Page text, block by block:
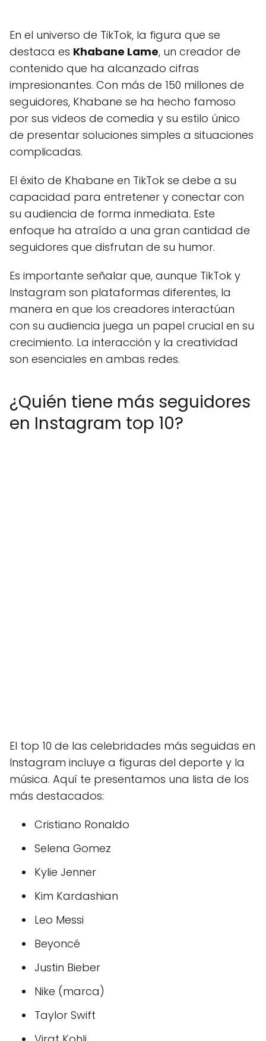
En el universo de TikTok, la figura que se
destaca es Khabane Lame, un creador de
contenido que ha alcanzado cifras
impresionantes. Con más de 150 millones de
seguidores, Khabane se ha hecho famoso
por sus videos de comedia y su estilo único
de presentar soluciones simples a situaciones
complicadas.
El éxito de Khabane en TikTok se debe a su
capacidad para entretener y conectar con
su audiencia de forma inmediata. Este
enfoque ha atraído a una gran cantidad de
seguidores que disfrutan de su humor.
Es importante señalar que, aunque TikTok y
Instagram son plataformas diferentes, la
manera en que los creadores interactúan
con su audiencia juega un papel crucial en su
crecimiento. La interacción y la creatividad
son esenciales en ambas redes.
¿Quién tiene más seguidores
en Instagram top 10?
El top 10 de las celebridades más seguidas en
Instagram incluye a figuras del deporte y la
música. Aquí te presentamos una lista de los
más destacados:
Cristiano Ronaldo
Selena Gomez
Kylie Jenner
Kim Kardashian
Leo Messi
Beyoncé
Justin Bieber
Nike (marca)
Taylor Swift